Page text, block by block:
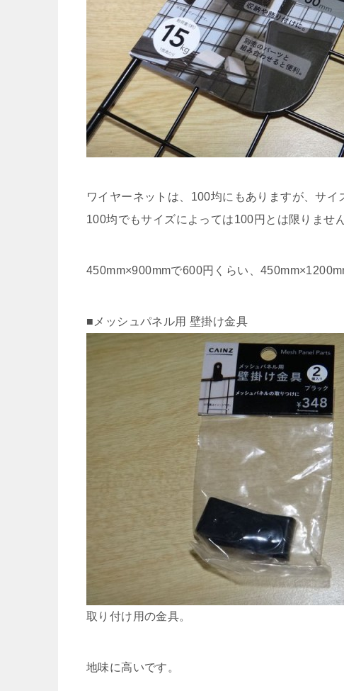
ワイヤーネットは、100均にもありますが、サイ
100均でもサイズによっては100円とは限りません
450mm×900mmで600円くらい、
■メッシュパネル用 壁掛け金具
取り付け用の金具。
地味に高いです。